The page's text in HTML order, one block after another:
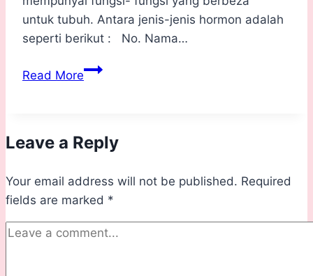
untuk tubuh. Antara jenis-jenis hormon adalah
seperti berikut : No. Nama…
Read MoreApa
Kesannya
Kulit
anda
Leave a Reply
Your email address will not be published. Required
fields are marked *